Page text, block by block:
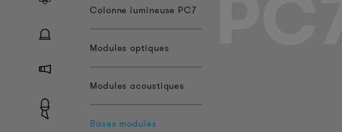
Colonne lumineuse PC7
Modules optiques
Modules acoustiques
Bases modules